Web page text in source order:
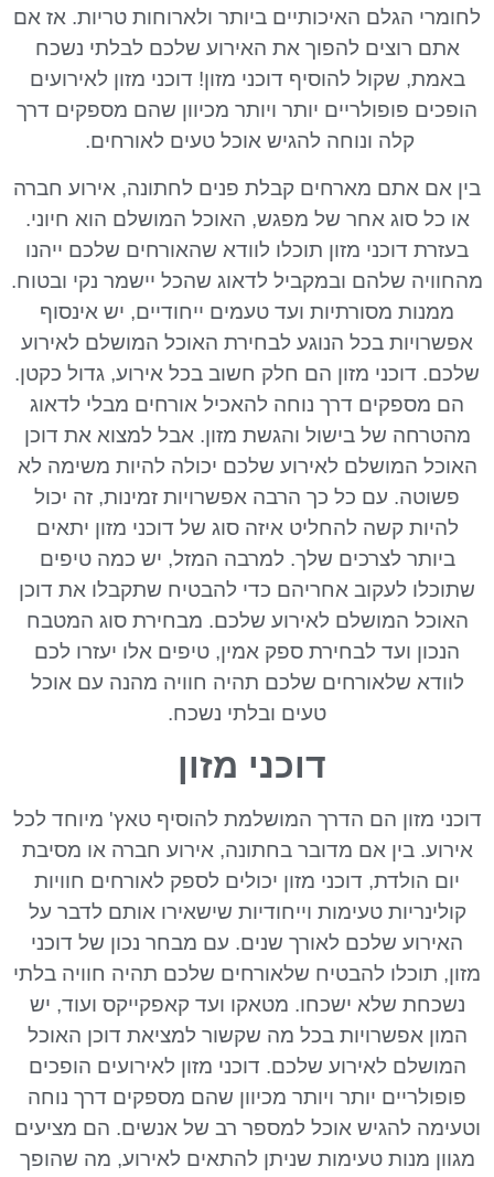
לחומרי הגלם האיכותיים ביותר ולארוחות טריות. אז אם
אתם רוצים להפוך את האירוע שלכם לבלתי נשכח
באמת, שקול להוסיף דוכני מזון! דוכני מזון לאירועים
הופכים פופולריים יותר ויותר מכיוון שהם מספקים דרך
קלה ונוחה להגיש אוכל טעים לאורחים.
בין אם אתם מארחים קבלת פנים לחתונה, אירוע חברה
או כל סוג אחר של מפגש, האוכל המושלם הוא חיוני.
בעזרת דוכני מזון תוכלו לוודא שהאורחים שלכם ייהנו
מהחוויה שלהם ובמקביל לדאוג שהכל יישמר נקי ובטוח.
ממנות מסורתיות ועד טעמים ייחודיים, יש אינסוף
אפשרויות בכל הנוגע לבחירת האוכל המושלם לאירוע
שלכם. דוכני מזון הם חלק חשוב בכל אירוע, גדול כקטן.
הם מספקים דרך נוחה להאכיל אורחים מבלי לדאוג
מהטרחה של בישול והגשת מזון. אבל למצוא את דוכן
האוכל המושלם לאירוע שלכם יכולה להיות משימה לא
פשוטה. עם כל כך הרבה אפשרויות זמינות, זה יכול
להיות קשה להחליט איזה סוג של דוכני מזון יתאים
ביותר לצרכים שלך. למרבה המזל, יש כמה טיפים
שתוכלו לעקוב אחריהם כדי להבטיח שתקבלו את דוכן
האוכל המושלם לאירוע שלכם. מבחירת סוג המטבח
הנכון ועד לבחירת ספק אמין, טיפים אלו יעזרו לכם
לוודא שלאורחים שלכם תהיה חוויה מהנה עם אוכל
טעים ובלתי נשכח.
דוכני מזון
דוכני מזון הם הדרך המושלמת להוסיף טאץ' מיוחד לכל
אירוע. בין אם מדובר בחתונה, אירוע חברה או מסיבת
יום הולדת, דוכני מזון יכולים לספק לאורחים חוויות
קולינריות טעימות וייחודיות שישאירו אותם לדבר על
האירוע שלכם לאורך שנים. עם מבחר נכון של דוכני
מזון, תוכלו להבטיח שלאורחים שלכם תהיה חוויה בלתי
נשכחת שלא ישכחו. מטאקו ועד קאפקייקס ועוד, יש
המון אפשרויות בכל מה שקשור למציאת דוכן האוכל
המושלם לאירוע שלכם. דוכני מזון לאירועים הופכים
פופולריים יותר ויותר מכיוון שהם מספקים דרך נוחה
וטעימה להגיש אוכל למספר רב של אנשים. הם מציעים
מגוון מנות טעימות שניתן להתאים לאירוע, מה שהופך